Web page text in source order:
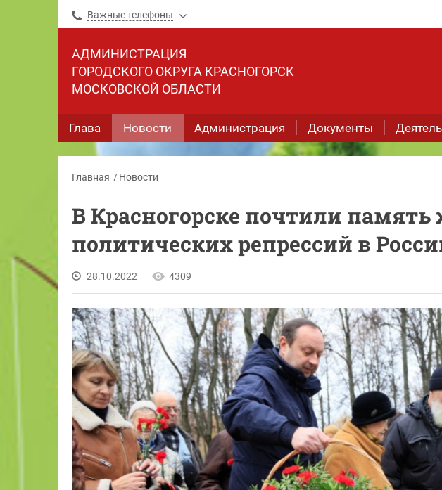
Важные телефоны
АДМИНИСТРАЦИЯ
ГОРОДСКОГО ОКРУГА КРАСНОГОРСК
МОСКОВСКОЙ ОБЛАСТИ
Глава Новости Администрация Документы
Главная Новости
В Красногорске почтили память
политических репрессий в
28.10.2022 4309